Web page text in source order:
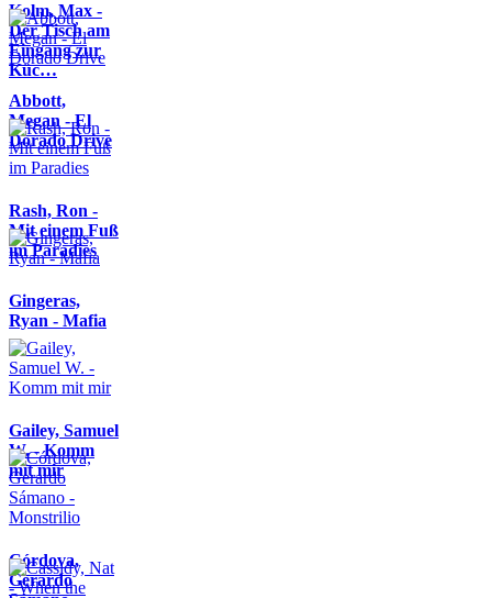
Kolm, Max -
Der Tisch am
Eingang zur
Küc…
Abbott,
Megan - El
Dorado Drive
Rash, Ron -
Mit einem Fuß
im Paradies
Gingeras,
Ryan - Mafia
Gailey, Samuel
W. - Komm
mit mir
Córdova,
Gerardo